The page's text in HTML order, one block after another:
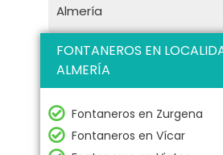
Almería
FONTANEROS EN
ALMERÍA
Fontaneros en Zurgena
Fontaneros en Vícar